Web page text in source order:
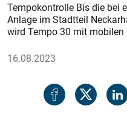
Tempokontrolle Bis die bei
Anlage im Stadtteil
wird Tempo 30 mit mobilen
16.08.2023